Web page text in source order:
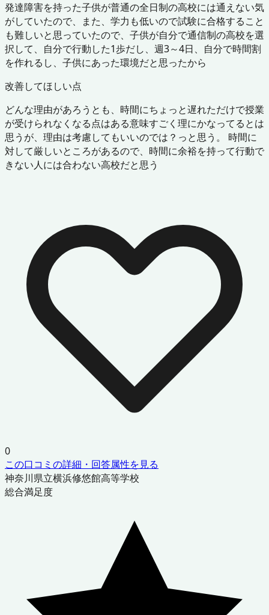
発達障害を持った子供が普通の全日制の高校には通えない気
がしていたので、また、学力も低いので試験に合格すること
も難しいと思っていたので、子供が自分で通信制の高校を選
択して、自分で行動した1歩だし、週3～4日、自分で時間割
を作れるし、子供にあった環境だと思ったから
改善してほしい点
どんな理由があろうとも、時間にちょっと遅れただけで授業
が受けられなくなる点はある意味すごく理にかなってるとは
思うが、理由は考慮してもいいのでは？っと思う。 時間に
対して厳しいところがあるので、時間に余裕を持って行動で
きない人には合わない高校だと思う
0
この口コミの詳細・回答属性を見る
神奈川県立横浜修悠館高等学校
総合満足度